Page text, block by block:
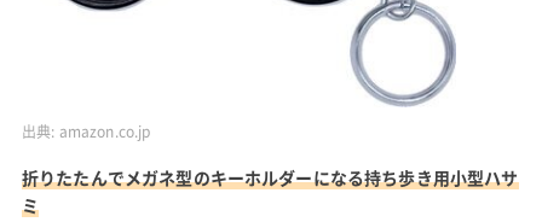
出典: amazon.co.jp
折りたたんでメガネ型のキーホルダーになる持ち歩き用小型ハサ
ミ